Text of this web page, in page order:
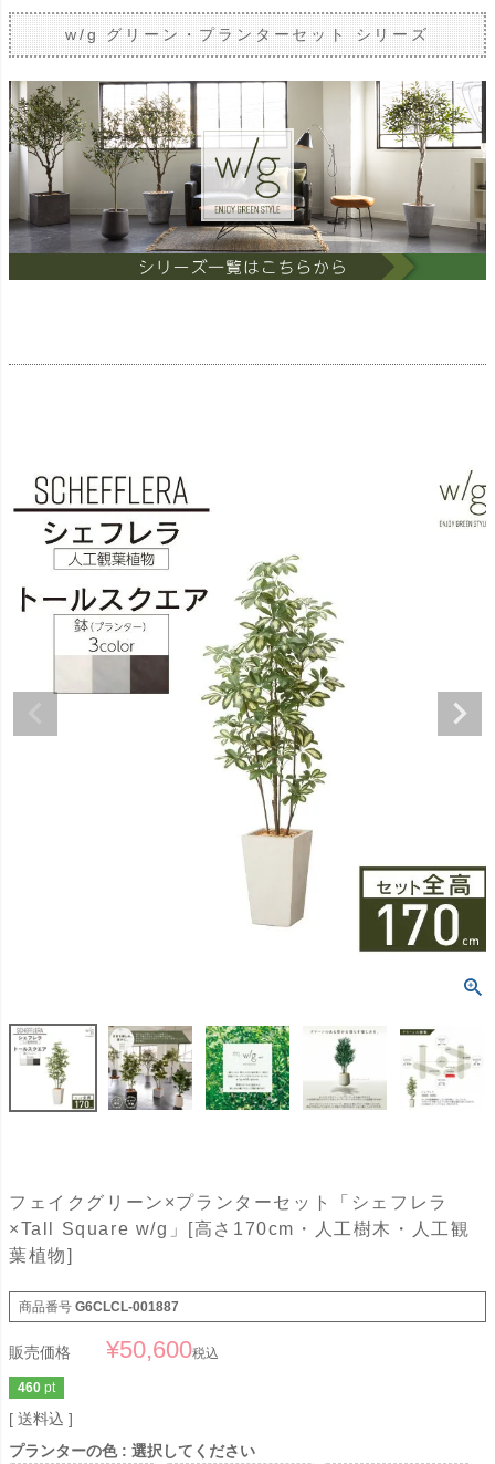
w/g グリーン・プランターセット シリーズ
フェイクグリーン×プランターセット「シェフレラ
×Tall Square w/g」[高さ170cm・人工樹木・人工観
葉植物]
商品番号 G6CLCL-001887
販売価格 ¥50,600税込
460 pt
送料込
プランターの色
選択してください